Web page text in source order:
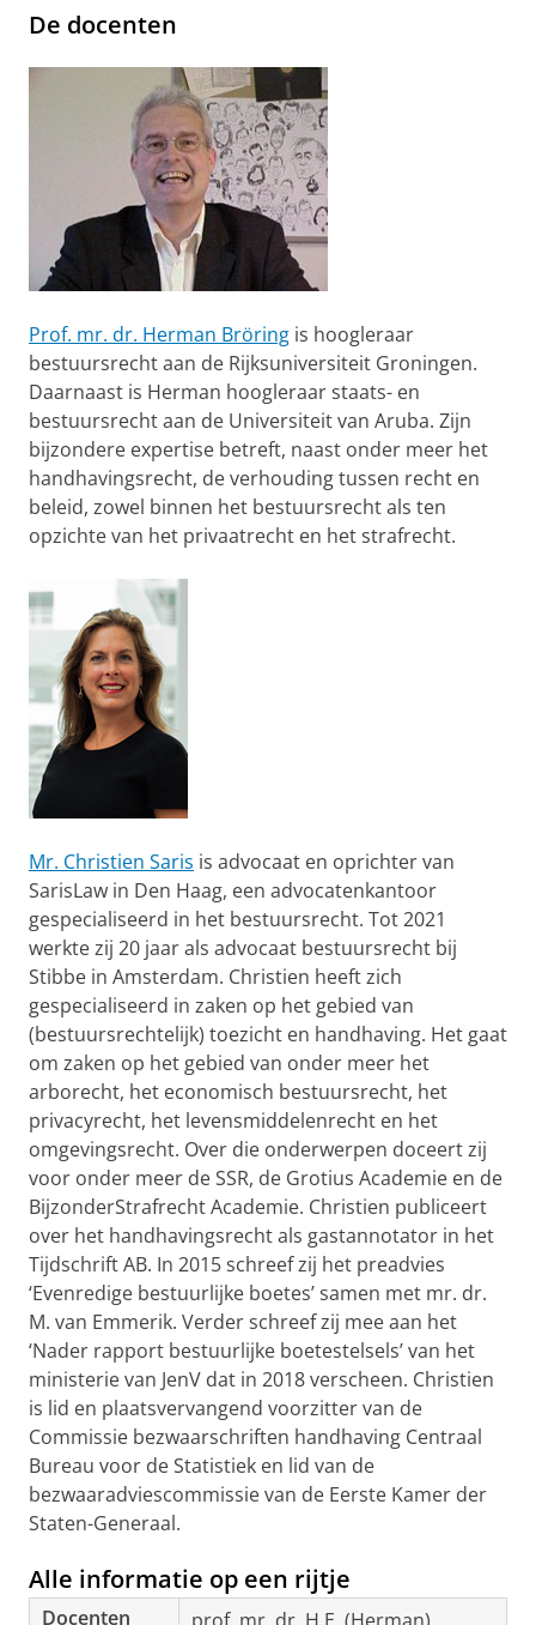
De docenten
Prof. mr. dr. Herman Bröring is hoogleraar
bestuursrecht aan de Rijksuniversiteit Groningen.
Daarnaast is Herman hoogleraar staats- en
bestuursrecht aan de Universiteit van Aruba. Zijn
bijzondere expertise betreft, naast onder meer het
handhavingsrecht, de verhouding tussen recht en
beleid, zowel binnen het bestuursrecht als ten
opzichte van het privaatrecht en het strafrecht.
Mr. Christien Saris is advocaat en oprichter van
SarisLaw in Den Haag, een advocatenkantoor
gespecialiseerd in het bestuursrecht. Tot 2021
werkte zij 20 jaar als advocaat bestuursrecht bij
Stibbe in Amsterdam. Christien heeft zich
gespecialiseerd in zaken op het gebied van
(bestuursrechtelijk) toezicht en handhaving. Het gaat
om zaken op het gebied van onder meer het
arborecht, het economisch bestuursrecht, het
privacyrecht, het levensmiddelenrecht en het
omgevingsrecht. Over die onderwerpen doceert zij
voor onder meer de SSR, de Grotius Academie en de
BijzonderStrafrecht Academie. Christien publiceert
over het handhavingsrecht als gastannotator in het
Tijdschrift AB. In 2015 schreef zij het preadvies
‘Evenredige bestuurlijke boetes’ samen met mr. dr.
M. van Emmerik. Verder schreef zij mee aan het
‘Nader rapport bestuurlijke boetestelsels’ van het
ministerie van JenV dat in 2018 verscheen. Christien
is lid en plaatsvervangend voorzitter van de
Commissie bezwaarschriften handhaving Centraal
Bureau voor de Statistiek en lid van de
bezwaaradviescommissie van de Eerste Kamer der
Staten-Generaal.
Alle informatie op een rijtje
Docenten